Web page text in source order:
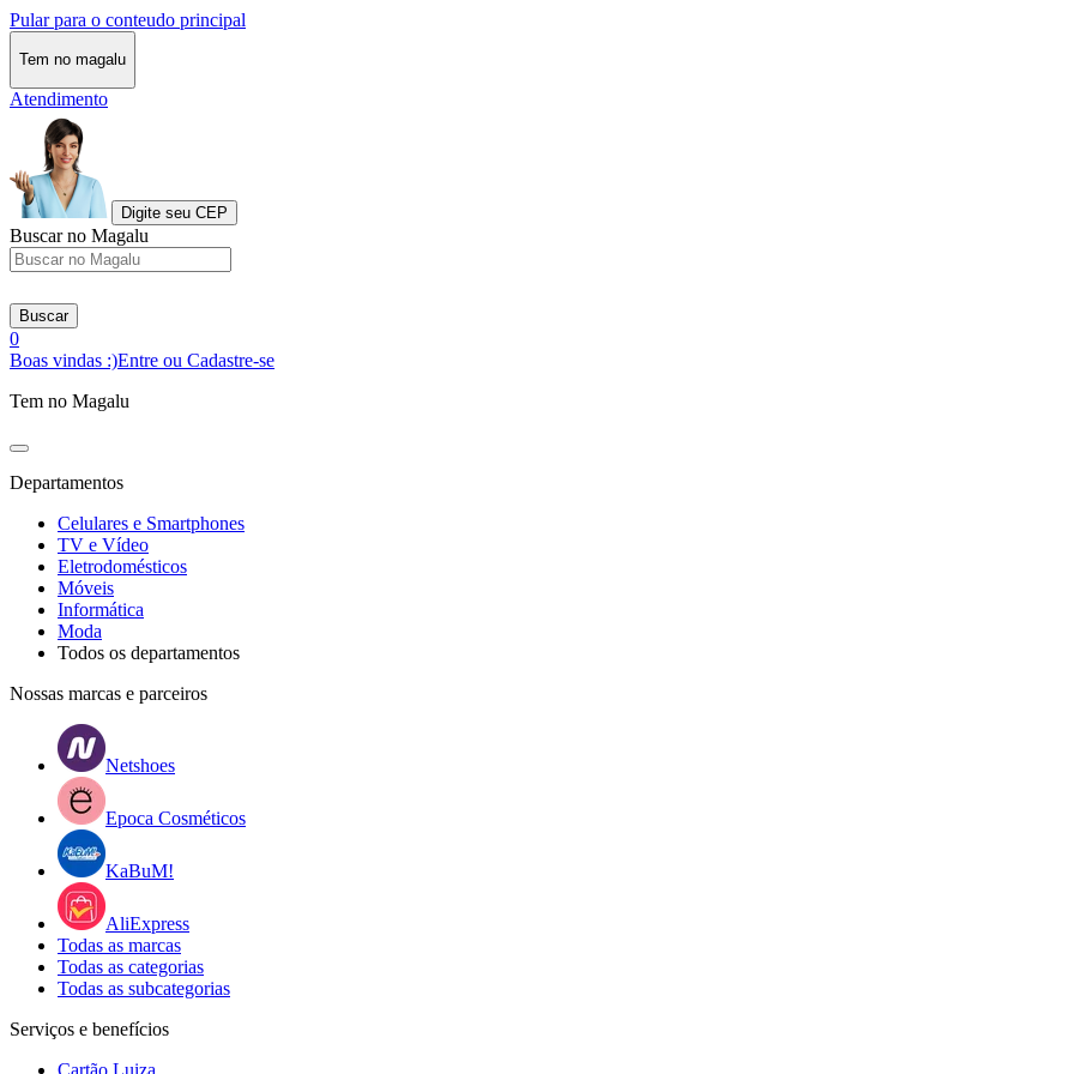
Pular para o conteudo principal
Tem no magalu
Atendimento
Digite seu CEP
Buscar no Magalu
Buscar
0
Boas vindas :)Entre ou Cadastre-se
Tem no Magalu
Departamentos
Celulares e Smartphones
TV e Vídeo
Eletrodomésticos
Móveis
Informática
Moda
Todos os departamentos
Nossas marcas e parceiros
Netshoes
Epoca Cosméticos
KaBuM!
AliExpress
Todas as marcas
Todas as categorias
Todas as subcategorias
Serviços e benefícios
Cartão Luiza